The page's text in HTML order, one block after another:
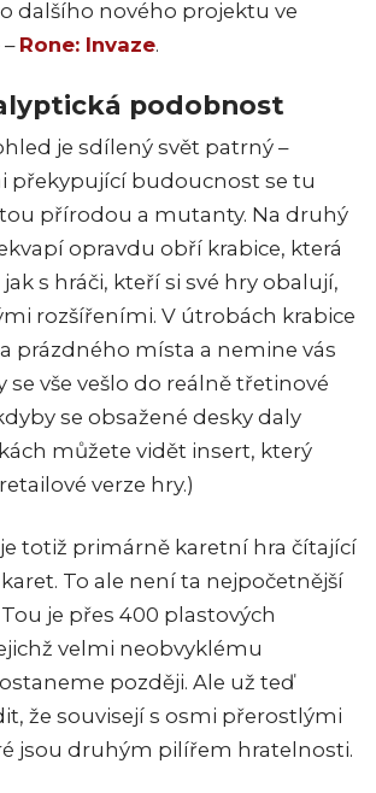
dalšího nového projektu ve
Rone: Invaze.
podobnost
je sdílený svět patrný –
překypující budoucnost se tu
přírodou a mutanty. Na druhý
opravdu obří krabice, která
s hráči, kteří si své hry obalují,
rozšířeními. V útrobách krabice
prázdného místa a nemine vás
se vše vešlo do reálně třetinové
se obsažené desky daly
můžete vidět insert, který
verze hry.)
je totiž primárně karetní hra čítající
To ale není ta nejpočetnější
je přes 400 plastových
velmi neobvyklému
později. Ale už teď
že souvisejí s osmi přerostlými
jsou druhým pilířem hratelnosti.